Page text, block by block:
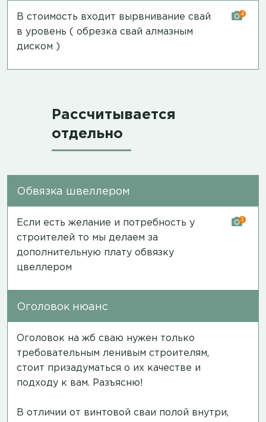
В стоимость входит вырвнивание свай
в уровень ( обрезка свай алмазным
диском )
4
Рассчитывается
отдельно
Обвязка швеллером
Если есть желание и потребность у
строителей то мы делаем за
дополнительную плату обвязку
цвеллером
3
Оголовок нюанс
Оголовок на жб сваю нужен только
требовательным ленивым строителям,
стоит призадуматься о их качестве и
подходу к вам. Разъясню!
В отличии от винтовой сваи полой внутри,